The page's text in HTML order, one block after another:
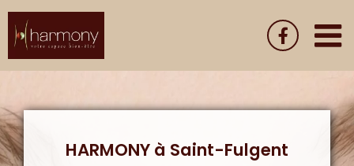
Passer
contenu
HARMONY à Saint-Fulgent